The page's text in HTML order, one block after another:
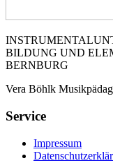
BILDUNG UND
BERNBURG
Vera Böhlk
Service
Impressum